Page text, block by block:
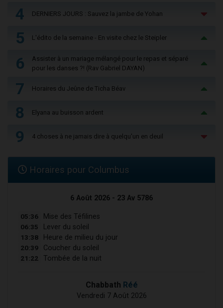
4 DERNIERS JOURS : Sauvez la jambe de Yohan
5 L'édito de la semaine - En visite chez le Steipler
6
Assister à un mariage mélangé pour le repas et séparé
pour les danses ?! (Rav Gabriel DAYAN)
7 Horaires du Jeûne de Ticha Béav
8 Elyana au buisson ardent
9 4 choses à ne jamais dire à quelqu'un en deuil
Horaires pour Columbus
6 Août 2026 - 23 Av 5786
05:36 Mise des Téfilines
06:35 Lever du soleil
13:38 Heure de milieu du jour
20:39 Coucher du soleil
21:22 Tombée de la nuit
Chabbath Réé
Vendredi 7 Août 2026